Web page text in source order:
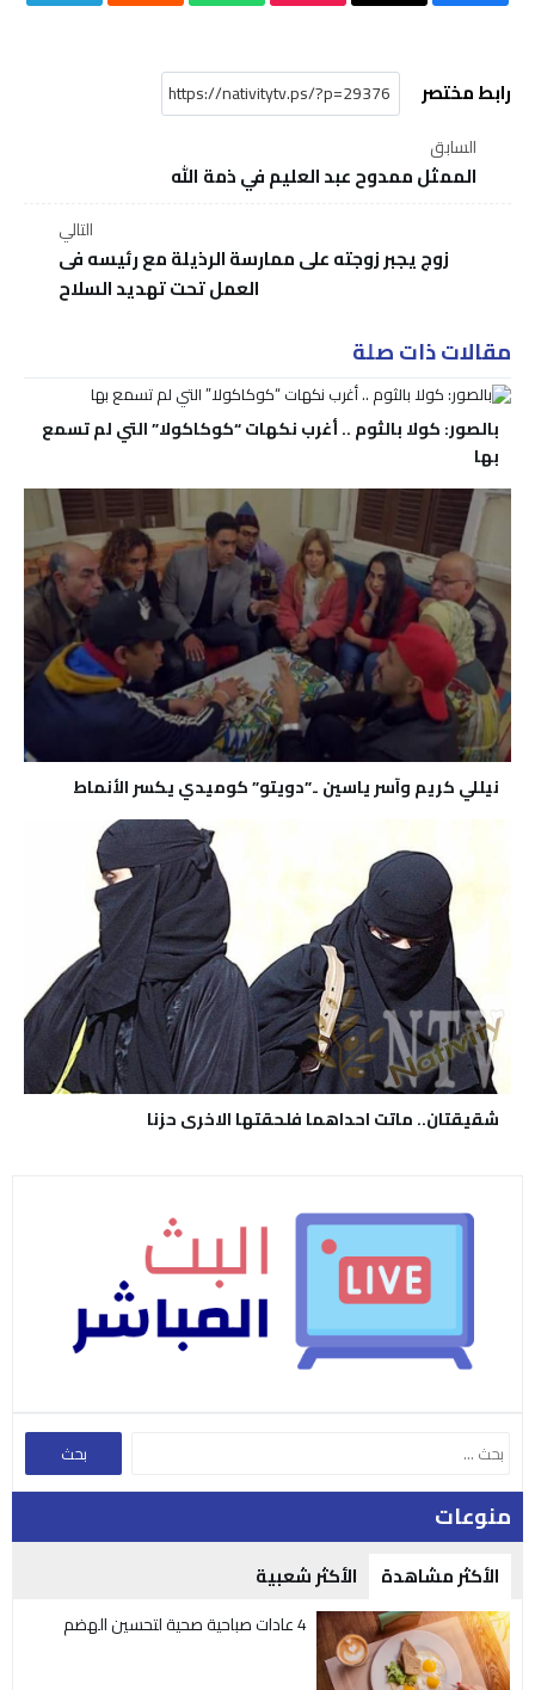
رابط مختصر
السابق
الممثل ممدوح عبد العليم في ذمة الله
التالي
زوج يجبر زوجته على ممارسة الرذيلة مع رئيسه فى
العمل تحت تهديد السلاح
مقالات ذات صلة
بالصور: كولا بالثوم .. أغرب نكهات “كوكاكولا” التي لم تسمع
بها
نيللي كريم وآسر ياسين ..”دويتو” كوميدي يكسر الأنماط
شقيقتان.. ماتت احداهما فلحقتها الاخرى حزنا
منوعات
الأكثر مشاهدة الأكثر شعبية
4 عادات صباحية صحية لتحسين الهضم